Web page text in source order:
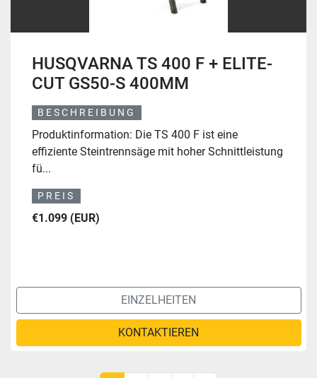
HUSQVARNA TS 400 F + ELITE-
CUT GS50-S 400MM
BESCHREIBUNG
Produktinformation: Die TS 400 F ist eine
effiziente Steintrennsäge mit hoher Schnittleistung
fü...
PREIS
€1.099 (EUR)
EINZELHEITEN
KONTAKTIEREN